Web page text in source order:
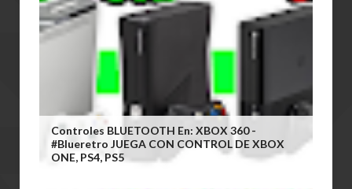
Controles BLUETOOTH En: XBOX 360 -
#blueretro JUEGA CON CONTROL DE XBOX
ONE, PS4, PS5